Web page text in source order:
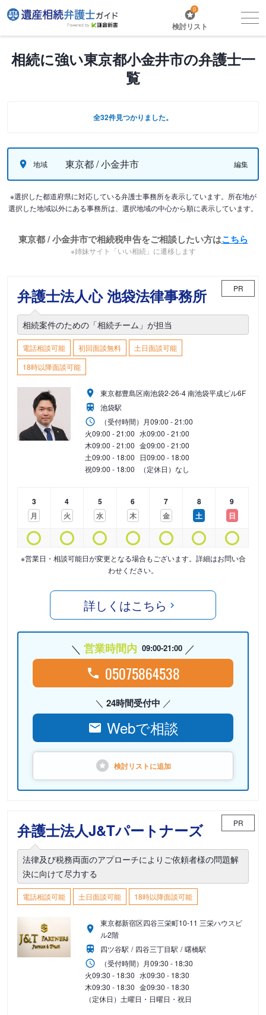
0
検討リスト
相続に強い東京都小金井市の弁護士一
覧
全32件見つかりました。
地域 東京都 / 小金井市 編集
※選択した都道府県に対応している弁護士事務所を表示しています。所在地が
選択した地域以外にある事務所は、選択地域の中心から順に表示しています。
東京都 / 小金井市で相続税申告をご相談したい方はこちら
※姉妹サイト「いい相続」に遷移します
弁護士法人心 池袋法律事務所 PR
相続案件のための「相続チーム」が担当
電話相談可能 初回面談無料
土日面談可能
18時以降面談可能
東京都豊島区南池袋2-26-4 南池袋平成ビル6F
池袋駅
（受付時間） 月09:00 - 21:00
火09:00 - 21:00 水09:00 - 21:00
木09:00 - 21:00 金09:00 - 21:00
土09:00 - 18:00 日09:00 - 18:00
祝09:00 - 18:00 （定休日）なし
3
月
4
火
5
水
6
木
7
金
8
土
9
日
※営業日・相談可能日が変更となる場合もございます。詳細はお問い合
わせください。
詳しくはこちら
営業時間内 09:00-21:00
05075864538
24時間受付中
Webで相談
検討リストに追加
弁護士法人J&Tパートナーズ PR
法律及び税務両面のアプローチによりご依頼者様の問題解
決に向けて尽力する
電話相談可能 土日面談可能 18時以降面談可能
東京都新宿区四谷三栄町10-11 三栄ハウスビ
ル2階
四ツ谷駅
四谷三丁目駅
曙橋駅
（受付時間） 月09:30 - 18:30
火09:30 - 18:30 水09:30 - 18:30
木09:30 - 18:30 金09:30 - 18:30
（定休日）土曜日・日曜日・祝日